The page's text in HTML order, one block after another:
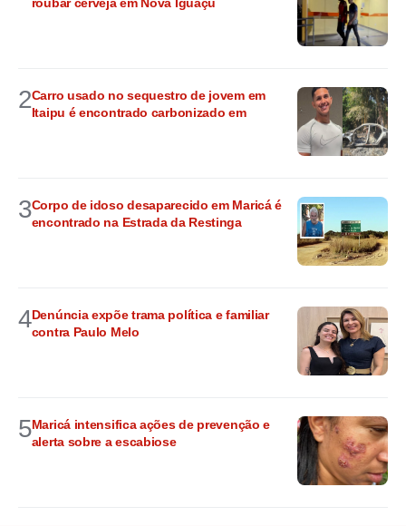
roubar cerveja em Nova Iguaçu
2Carro usado no sequestro de jovem em
Itaipu é encontrado carbonizado em
3Corpo de idoso desaparecido em Maricá é
encontrado na Estrada da Restinga
4Denúncia expõe trama política e familiar
contra Paulo Melo
5Maricá intensifica ações de prevenção e
alerta sobre a escabiose